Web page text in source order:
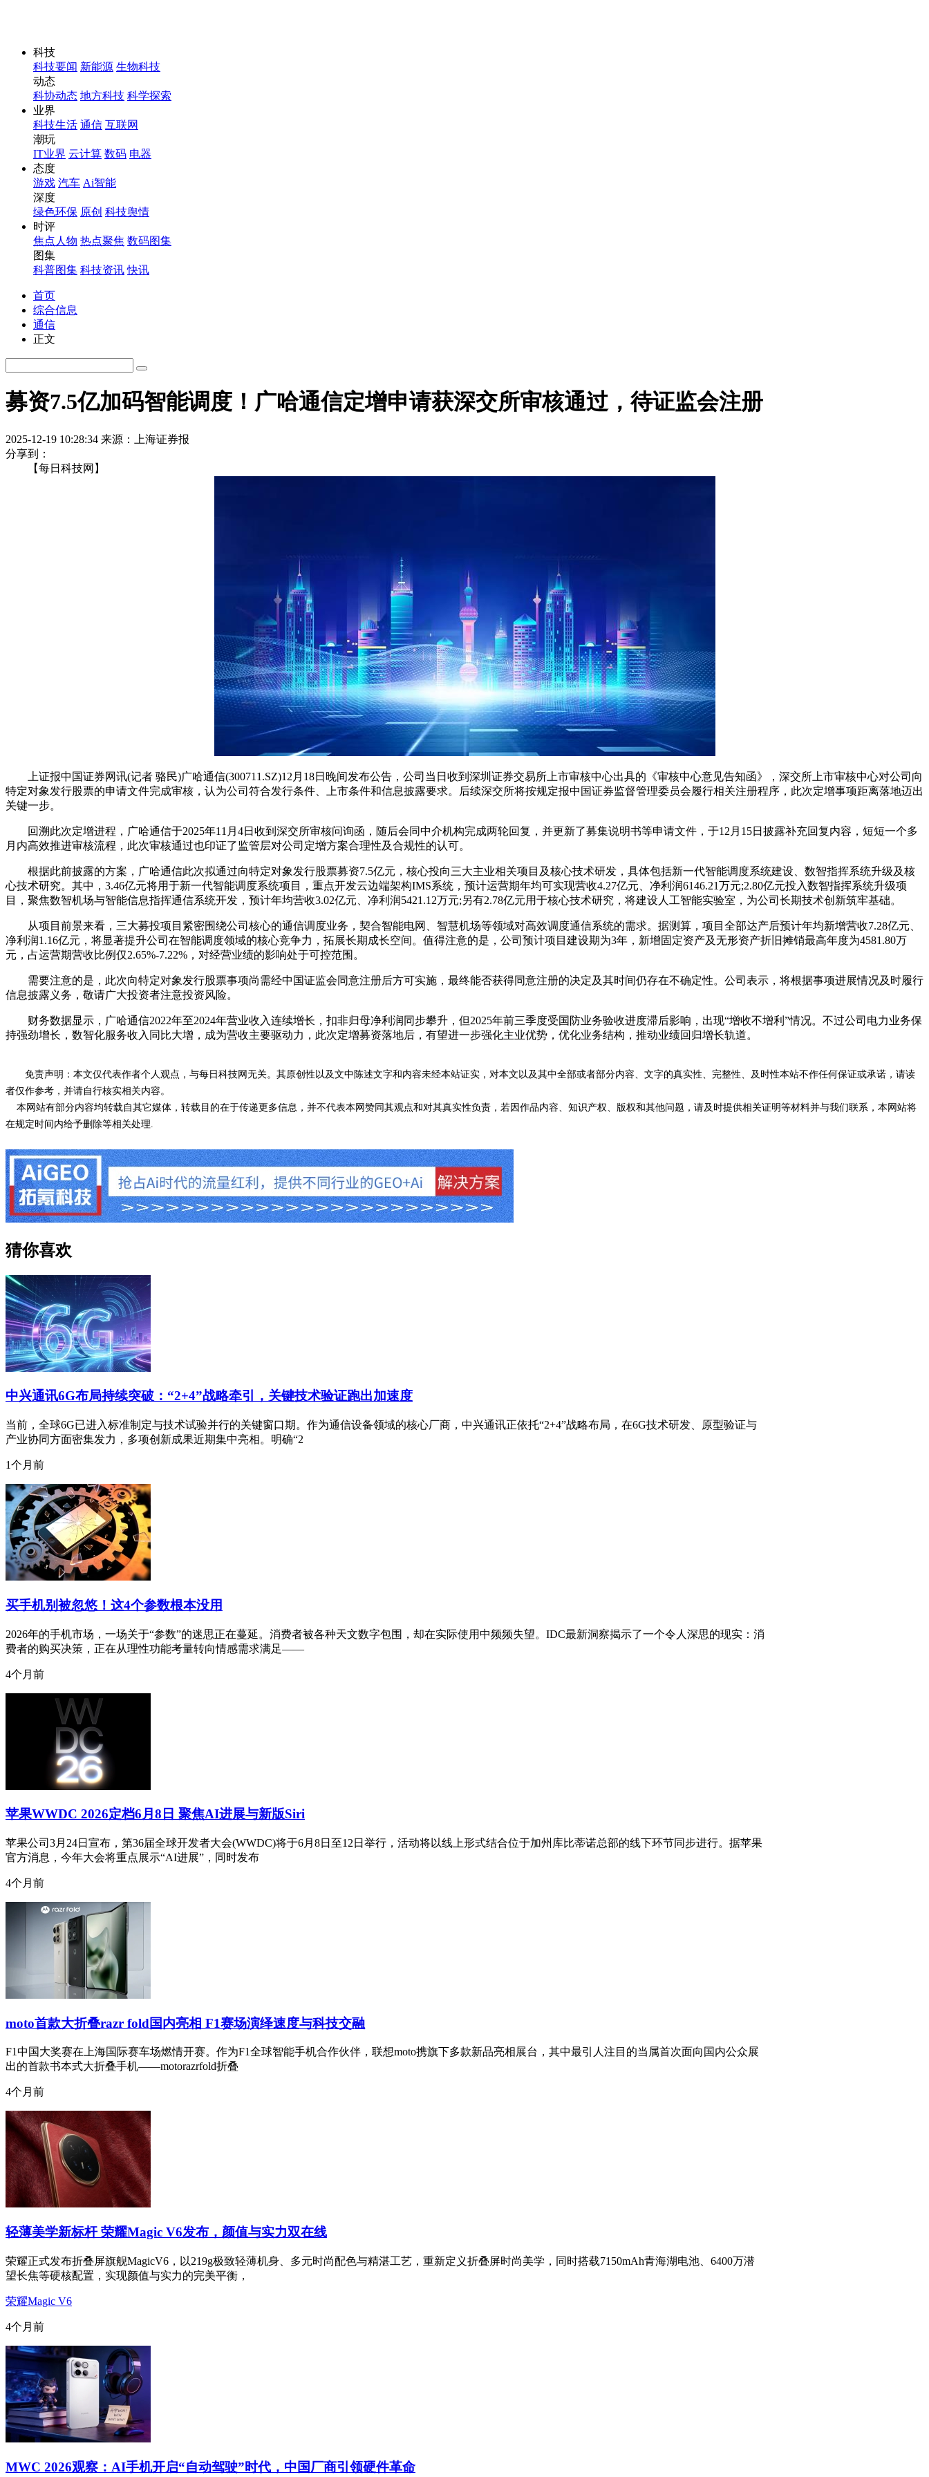
科技
科技要闻 新能源 生物科技
动态
科协动态 地方科技 科学探索
业界
科技生活 通信 互联网
潮玩
IT业界 云计算 数码 电器
态度
游戏 汽车 Ai智能
深度
绿色环保 原创 科技舆情
时评
焦点人物 热点聚焦 数码图集
图集
科普图集 科技资讯 快讯
首页
综合信息
通信
正文
募资7.5亿加码智能调度！广哈通信定增申请获深交所审核通过，待证监会注册
2025-12-19 10:28:34 来源：上海证券报
分享到：
【每日科技网】
上证报中国证券网讯(记者 骆民)广哈通信(300711.SZ)12月18日晚间发布公告，公司当日收到深圳证券交易所上市审核中心出具的《审核中心意见告知函》，深交所上市审核中心对公司向
特定对象发行股票的申请文件完成审核，认为公司符合发行条件、上市条件和信息披露要求。后续深交所将按规定报中国证券监督管理委员会履行相关注册程序，此次定增事项距离落地迈出
关键一步。
回溯此次定增进程，广哈通信于2025年11月4日收到深交所审核问询函，随后会同中介机构完成两轮回复，并更新了募集说明书等申请文件，于12月15日披露补充回复内容，短短一个多
月内高效推进审核流程，此次审核通过也印证了监管层对公司定增方案合理性及合规性的认可。
根据此前披露的方案，广哈通信此次拟通过向特定对象发行股票募资7.5亿元，核心投向三大主业相关项目及核心技术研发，具体包括新一代智能调度系统建设、数智指挥系统升级及核
心技术研究。其中，3.46亿元将用于新一代智能调度系统项目，重点开发云边端架构IMS系统，预计运营期年均可实现营收4.27亿元、净利润6146.21万元;2.80亿元投入数智指挥系统升级项
目，聚焦数智机场与智能信息指挥通信系统开发，预计年均营收3.02亿元、净利润5421.12万元;另有2.78亿元用于核心技术研究，将建设人工智能实验室，为公司长期技术创新筑牢基础。
从项目前景来看，三大募投项目紧密围绕公司核心的通信调度业务，契合智能电网、智慧机场等领域对高效调度通信系统的需求。据测算，项目全部达产后预计年均新增营收7.28亿元、
净利润1.16亿元，将显著提升公司在智能调度领域的核心竞争力，拓展长期成长空间。值得注意的是，公司预计项目建设期为3年，新增固定资产及无形资产折旧摊销最高年度为4581.80万
元，占运营期营收比例仅2.65%-7.22%，对经营业绩的影响处于可控范围。
需要注意的是，此次向特定对象发行股票事项尚需经中国证监会同意注册后方可实施，最终能否获得同意注册的决定及其时间仍存在不确定性。公司表示，将根据事项进展情况及时履行
信息披露义务，敬请广大投资者注意投资风险。
财务数据显示，广哈通信2022年至2024年营业收入连续增长，扣非归母净利润同步攀升，但2025年前三季度受国防业务验收进度滞后影响，出现“增收不增利”情况。不过公司电力业务保
持强劲增长，数智化服务收入同比大增，成为营收主要驱动力，此次定增募资落地后，有望进一步强化主业优势，优化业务结构，推动业绩回归增长轨道。
免责声明：本文仅代表作者个人观点，与每日科技网无关。其原创性以及文中陈述文字和内容未经本站证实，对本文以及其中全部或者部分内容、文字的真实性、完整性、及时性本站不作任何保证或承诺，请读
者仅作参考，并请自行核实相关内容。
本网站有部分内容均转载自其它媒体，转载目的在于传递更多信息，并不代表本网赞同其观点和对其真实性负责，若因作品内容、知识产权、版权和其他问题，请及时提供相关证明等材料并与我们联系，本网站将
在规定时间内给予删除等相关处理.
猜你喜欢
中兴通讯6G布局持续突破：“2+4”战略牵引，关键技术验证跑出加速度
当前，全球6G已进入标准制定与技术试验并行的关键窗口期。作为通信设备领域的核心厂商，中兴通讯正依托“2+4”战略布局，在6G技术研发、原型验证与
产业协同方面密集发力，多项创新成果近期集中亮相。明确“2
1个月前
买手机别被忽悠！这4个参数根本没用
2026年的手机市场，一场关于“参数”的迷思正在蔓延。消费者被各种天文数字包围，却在实际使用中频频失望。IDC最新洞察揭示了一个令人深思的现实：消
费者的购买决策，正在从理性功能考量转向情感需求满足——
4个月前
苹果WWDC 2026定档6月8日 聚焦AI进展与新版Siri
苹果公司3月24日宣布，第36届全球开发者大会(WWDC)将于6月8日至12日举行，活动将以线上形式结合位于加州库比蒂诺总部的线下环节同步进行。据苹果
官方消息，今年大会将重点展示“AI进展”，同时发布
4个月前
moto首款大折叠razr fold国内亮相 F1赛场演绎速度与科技交融
F1中国大奖赛在上海国际赛车场燃情开赛。作为F1全球智能手机合作伙伴，联想moto携旗下多款新品亮相展台，其中最引人注目的当属首次面向国内公众展
出的首款书本式大折叠手机——motorazrfold折叠
4个月前
轻薄美学新标杆 荣耀Magic V6发布，颜值与实力双在线
荣耀正式发布折叠屏旗舰MagicV6，以219g极致轻薄机身、多元时尚配色与精湛工艺，重新定义折叠屏时尚美学，同时搭载7150mAh青海湖电池、6400万潜
望长焦等硬核配置，实现颜值与实力的完美平衡，
荣耀Magic V6
4个月前
MWC 2026观察：AI手机开启“自动驾驶”时代，中国厂商引领硬件革命